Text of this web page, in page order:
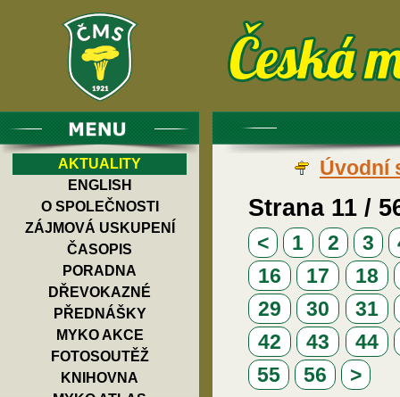
AKTUALITY
ENGLISH
O SPOLEČNOSTI
ZÁJMOVÁ USKUPENÍ
ČASOPIS
PORADNA
DŘEVOKAZNÉ
PŘEDNÁŠKY
MYKO AKCE
FOTOSOUTĚŽ
KNIHOVNA
Úvodní
Strana 11 /
< 1 2 3
16
17 18
29
30 31
42
43 44
55
56 >